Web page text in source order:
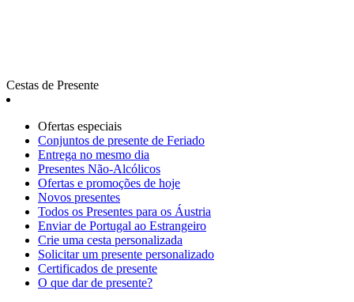
Cestas de Presente
Ofertas especiais
Сonjuntos de presente de Feriado
Entrega no mesmo dia
Presentes Não-Alcólicos
Ofertas e promoções de hoje
Novos presentes
Todos os Presentes para os Áustria
Enviar de Portugal ao Estrangeiro
Crie uma cesta personalizada
Solicitar um presente personalizado
Certificados de presente
O que dar de presente?